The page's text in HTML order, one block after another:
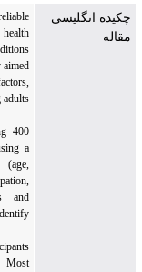
چکیده انگلیسی
مقاله
aimed
adults
400
a
(age,
and
Most